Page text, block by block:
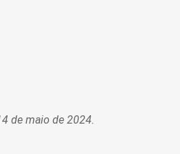
de maio de 2024.